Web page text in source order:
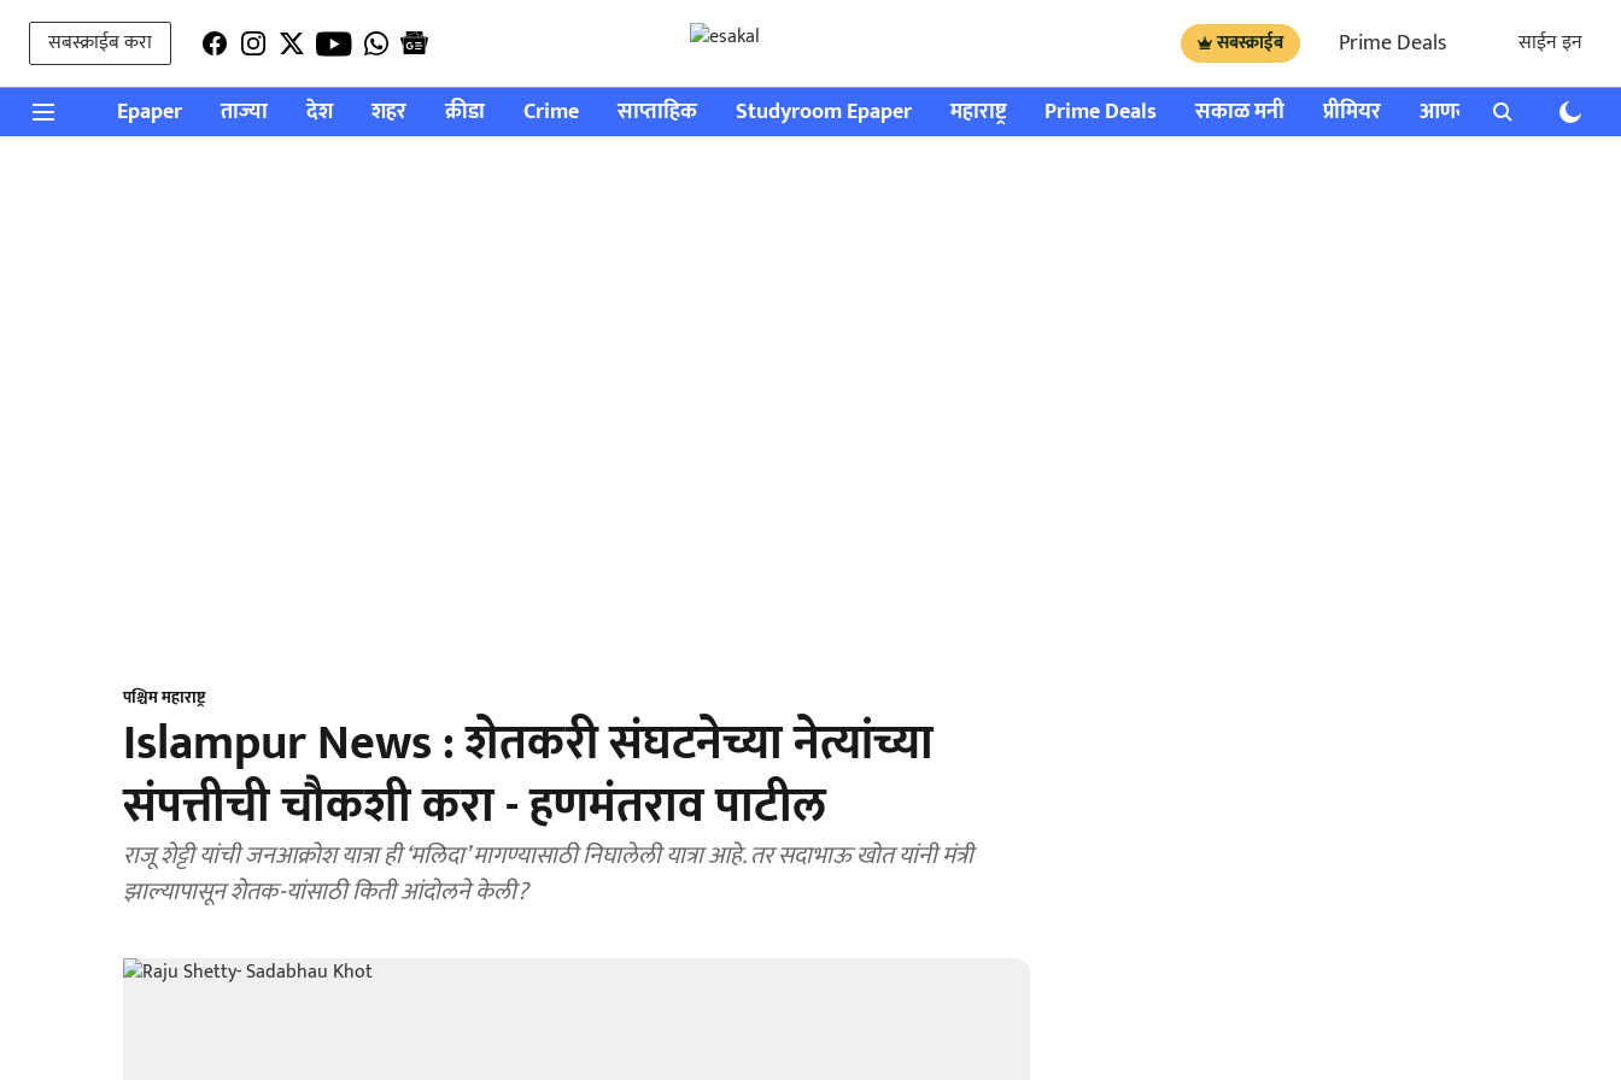
सबस्क्राईब करा सबस्क्राईब Prime Deals साईन इन
Epaper ताज्या देश शहर क्रीडा Crime साप्ताहिक Studyroom Epaper महाराष्ट्र Prime Deals सकाळ मनी प्रीमियर आणखी राशी भविष्य
पश्चिम महाराष्ट्र
Islampur News : शेतकरी संघटनेच्या नेत्यांच्या
संपत्तीची चौकशी करा - हणमंतराव पाटील
राजू शेट्टी यांची जनआक्रोश यात्रा ही ‘मलिदा’ मागण्यासाठी निघालेली यात्रा आहे. तर सदाभाऊ खोत यांनी मंत्री
झाल्यापासून शेतक-यांसाठी किती आंदोलने केली?